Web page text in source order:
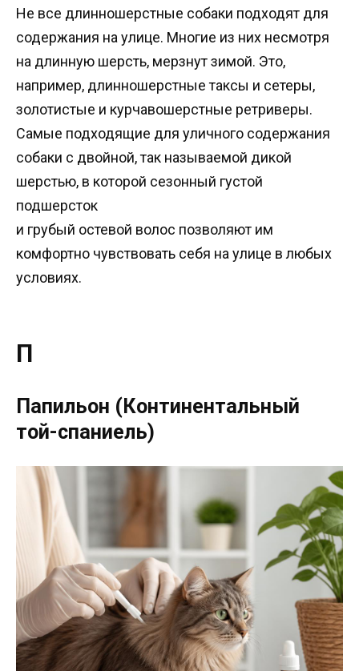
Не все длинношерстные собаки подходят для
содержания на улице. Многие из них несмотря
на длинную шерсть, мерзнут зимой. Это,
например, длинношерстные таксы и сетеры,
золотистые и курчавошерстные ретриверы.
Самые подходящие для уличного содержания
собаки с двойной, так называемой дикой
шерстью, в которой сезонный густой
подшерсток
и грубый остевой волос позволяют им
комфортно чувствовать себя на улице в любых
условиях.
П
Папильон (Континентальный
той-спаниель)